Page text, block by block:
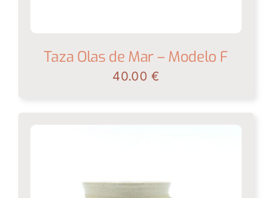
Taza Olas de Mar – Modelo F
40.00€